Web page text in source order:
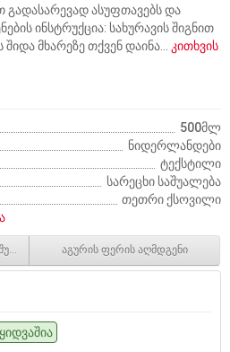
გადასარევად ასუფთავებს და
ინსტრუქცია: სახურავის შიგნით
მხარეზე თქვენ დაინა... კითხვის
500მლ
ნიდერლანდები
ტექსტილი
სარეცხი საშუალება
თეთრი ქსოვილი
აგურის ფერის აღმდგენი